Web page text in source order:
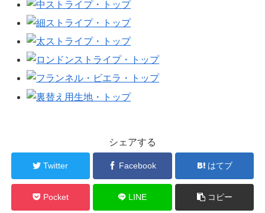
シェアする
Twitter Facebook はてブ
Pocket LINE コピー